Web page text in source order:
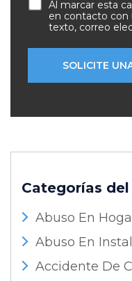
Al marcar esta
en contacto con
texto, correo
Categorías
Abuso En
Abuso En
Accidente De